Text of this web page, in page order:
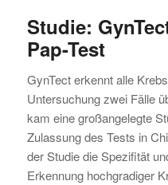
Studie:
Pap-Test
GynTect erkennt alle
Untersuchung zwei Fälle
kam eine großangelegte
Zulassung des Tests in
der Studie die Spezifität
Erkennung hochgradiger